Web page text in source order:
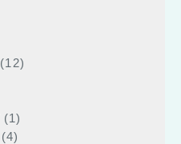
(12)
(1)
(4)